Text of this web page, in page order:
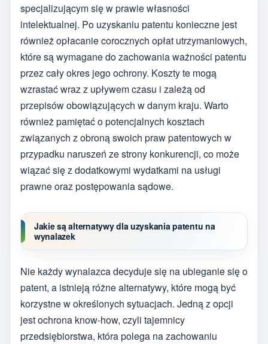
specjalizującym się w prawie własności
intelektualnej. Po uzyskaniu patentu konieczne jest
również opłacanie corocznych opłat utrzymaniowych,
które są wymagane do zachowania ważności patentu
przez cały okres jego ochrony. Koszty te mogą
wzrastać wraz z upływem czasu i zależą od
przepisów obowiązujących w danym kraju. Warto
również pamiętać o potencjalnych kosztach
związanych z obroną swoich praw patentowych w
przypadku naruszeń ze strony konkurencji, co może
wiązać się z dodatkowymi wydatkami na usługi
prawne oraz postępowania sądowe.
Jakie są alternatywy dla uzyskania patentu na
wynalazek
Nie każdy wynalazca decyduje się na ubieganie się o
patent, a istnieją różne alternatywy, które mogą być
korzystne w określonych sytuacjach. Jedną z opcji
jest ochrona know-how, czyli tajemnicy
przedsiębiorstwa, która polega na zachowaniu